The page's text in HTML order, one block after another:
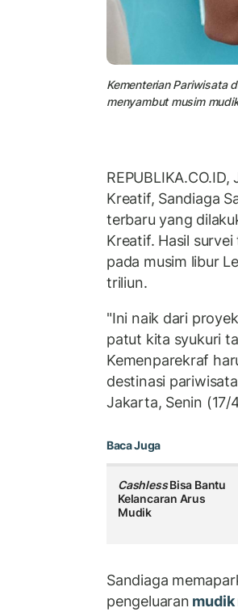
Kementerian Pariwisata
menyambut musim
Kreatif, Sandiaga
terbaru yang
Kreatif. Hasil
pada musim libur
triliun.
"Ini naik dari
patut kita syukuri
Kemenparekraf
destinasi
Jakarta, Senin (17/
Baca Juga
CashlessBisa Bantu
Kelancaran Arus
Mudik
Sandiaga
pengeluaran mudik